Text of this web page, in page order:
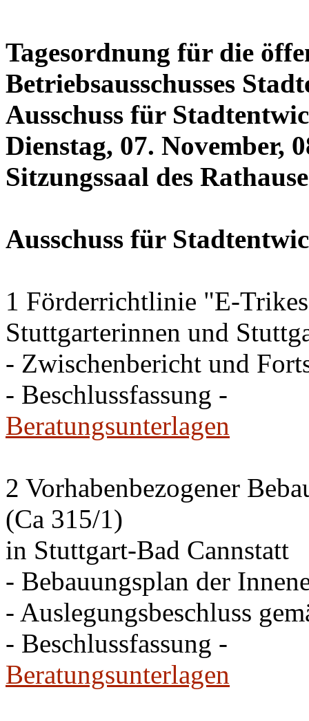
Tagesordnung für die
Betriebsausschusses
Ausschuss für
Dienstag, 07. November,
Sitzungssaal des
Ausschuss für
1 Förderrichtlinie "E-
Stuttgarterinnen und
- Zwischenbericht und
- Beschlussfassung -
Beratungsunterlagen
2 Vorhabenbezogener
(Ca 315/1)
in Stuttgart-Bad Cannstatt
- Bebauungsplan der
- Auslegungsbeschluss
- Beschlussfassung -
Beratungsunterlagen